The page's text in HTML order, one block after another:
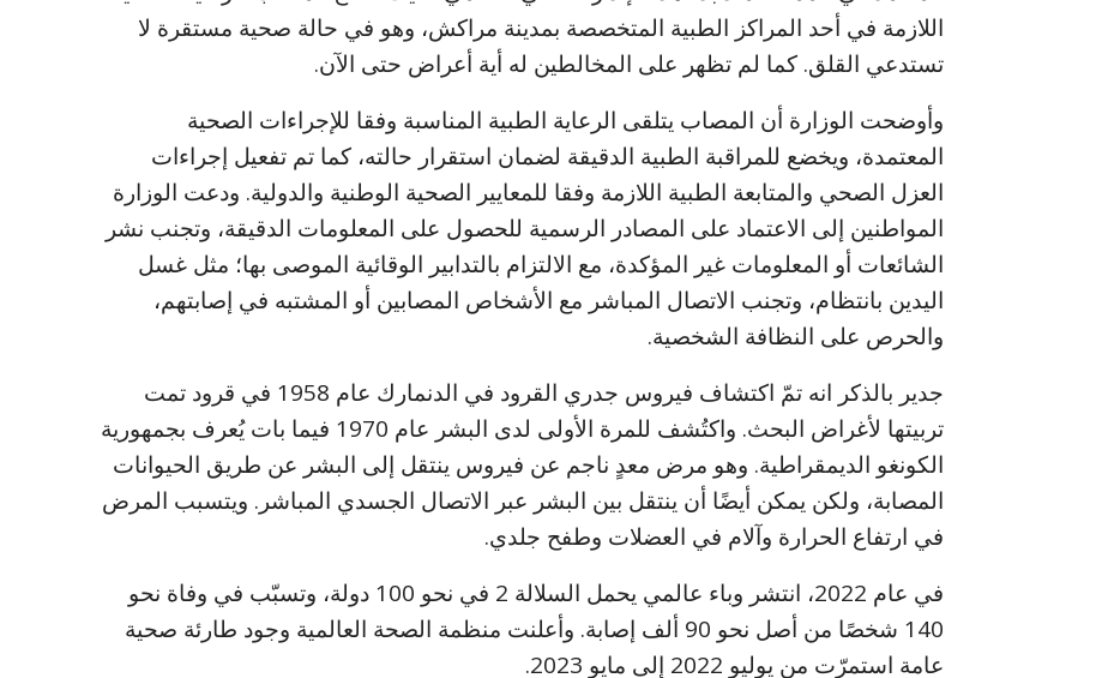
اللازمة في أحد المراكز الطبية المتخصصة بمدينة مراكش، وهو في حالة صحية مستقرة لا
تستدعي القلق. كما لم تظهر على المخالطين له أية أعراض حتى الآن.
وأوضحت الوزارة أن المصاب يتلقى الرعاية الطبية المناسبة وفقا للإجراءات الصحية
المعتمدة، ويخضع للمراقبة الطبية الدقيقة لضمان استقرار حالته، كما تم تفعيل إجراءات
العزل الصحي والمتابعة الطبية اللازمة وفقا للمعايير الصحية الوطنية والدولية. ودعت الوزارة
المواطنين إلى الاعتماد على المصادر الرسمية للحصول على المعلومات الدقيقة، وتجنب نشر
الشائعات أو المعلومات غير المؤكدة، مع الالتزام بالتدابير الوقائية الموصى بها؛ مثل غسل
اليدين بانتظام، وتجنب الاتصال المباشر مع الأشخاص المصابين أو المشتبه في إصابتهم،
والحرص على النظافة الشخصية.
جدير بالذكر انه تمّ اكتشاف فيروس جدري القرود في الدنمارك عام 1958 في قرود تمت
تربيتها لأغراض البحث. واكتُشف للمرة الأولى لدى البشر عام 1970 فيما بات يُعرف بجمهورية
الكونغو الديمقراطية. وهو مرض معدٍ ناجم عن فيروس ينتقل إلى البشر عن طريق الحيوانات
المصابة، ولكن يمكن أيضًا أن ينتقل بين البشر عبر الاتصال الجسدي المباشر. ويتسبب المرض
في ارتفاع الحرارة وآلام في العضلات وطفح جلدي.
في عام 2022، انتشر وباء عالمي يحمل السلالة 2 في نحو 100 دولة، وتسبّب في وفاة نحو
140 شخصًا من أصل نحو 90 ألف إصابة. وأعلنت منظمة الصحة العالمية وجود طارئة صحية
عامة استمرّت من يوليو 2022 إلى مايو 2023.